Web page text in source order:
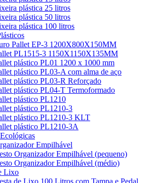
plástica 25 litros
plástica 50 litros
plástica 100 litros
Pallet EP-3 1200X800X150MM
PL1515-3 1150X1150X135MM
plástico PL01 1200 x 1000 mm
plástico PL03-A com alma de aço
plástico PL03-R Reforçado
plástico PL04-T Termoformado
plástico PL1210
plástico PL1210-3
plástico PL1210-3 KLT
plástico PL1210-3A
Empilhável
Organizador Empilhável (pequeno)
Organizador Empilhável (médio)
Lixo
de Lixo 100 Litros com Tampa e Pedal